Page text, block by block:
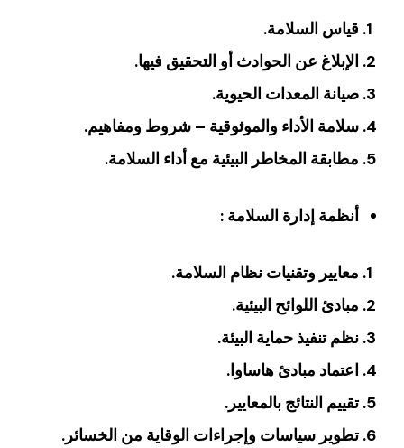
قياس السلامة‏.
‏الإبلاغ عن الحوادث أو التحقيق فيها‏.
‏صيانة المعدات الحيوية‏.
‏سلامة الأداء والموثوقية – شروط ومفاهيم‏.
‏مطابقة المخاطر البيئية مع أداء السلامة.
‏أنظمة إدارة السلامة ‏:
معايير وتقنيات نظام السلامة‏.
‏مبادئ اللوائح البيئية‏.
‏نظم تنفيذ حماية البيئة‏.
اعتماد مبادئ هاساوا‏.
‏تقييم النتائج بالمعايير‏.
‏تطوير سياسات وإجراءات الوقاية من الخسائر‏.